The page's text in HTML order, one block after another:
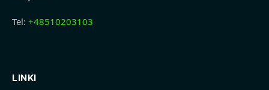
Tel: +48510203103
LINKI